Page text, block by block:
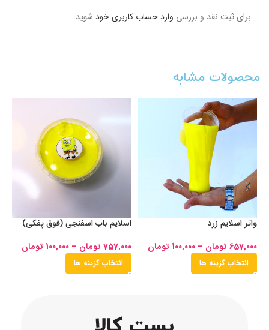
برای ثبت نقد و بررسی وارد حساب کاربری خود شوید.
محصولات مشابه
واتر اسلایم زرد
657,000 تومان –
100,000 تومان
انتخاب گزینه ها
اسلایم باب اسفنجی (فوق پفکی)
757,000 تومان –
100,000 تومان
انتخاب گزینه ها